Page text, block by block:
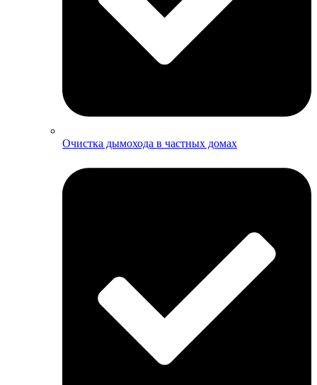
Очистка дымохода в частных домах